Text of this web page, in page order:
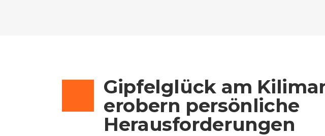
Gipfelglück am
erobern persönliche
Herausforderungen